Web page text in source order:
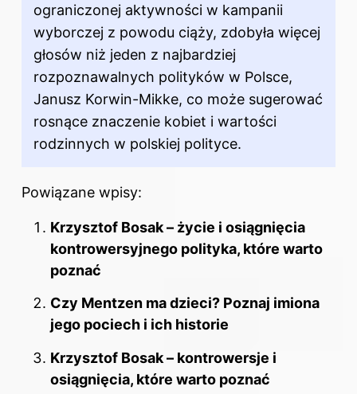
ograniczonej aktywności w kampanii
wyborczej z powodu ciąży, zdobyła więcej
głosów niż jeden z najbardziej
rozpoznawalnych polityków w Polsce,
Janusz Korwin-Mikke, co może sugerować
rosnące znaczenie kobiet i wartości
rodzinnych w polskiej polityce.
Powiązane wpisy:
Krzysztof Bosak – życie i osiągnięcia
kontrowersyjnego polityka, które warto
poznać
Czy Mentzen ma dzieci? Poznaj imiona
jego pociech i ich historie
Krzysztof Bosak – kontrowersje i
osiągnięcia, które warto poznać